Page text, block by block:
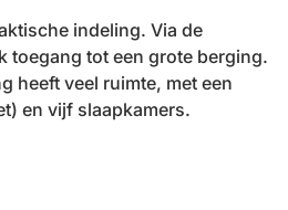
indeling. Via de
toegang tot een grote berging.
heeft veel ruimte, met een
en vijf slaapkamers.